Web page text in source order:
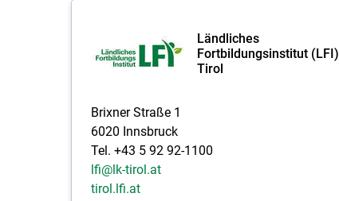
Ländliches
Fortbildungsinstitut (LFI)
Tirol
Brixner Straße 1
6020 Innsbruck
Tel. +43 5 92 92-1100
lfi@lk-tirol.at
tirol.lfi.at